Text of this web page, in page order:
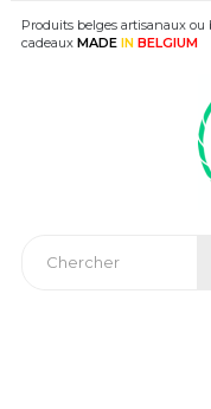
Produits belges artisanaux ou
cadeaux MADE IN BELGIUM